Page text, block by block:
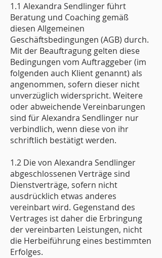
1.1 Alexandra Sendlinger führt
Beratung und Coaching gemäß
diesen Allgemeinen
Geschäftsbedingungen (AGB) durch.
Mit der Beauftragung gelten diese
Bedingungen vom Auftraggeber (im
folgenden auch Klient genannt) als
angenommen, sofern dieser nicht
unverzüglich widerspricht. Weitere
oder abweichende Vereinbarungen
sind für Alexandra Sendlinger nur
verbindlich, wenn diese von ihr
schriftlich bestätigt werden.
1.2 Die von Alexandra Sendlinger
abgeschlossenen Verträge sind
Dienstverträge, sofern nicht
ausdrücklich etwas anderes
vereinbart wird. Gegenstand des
Vertrages ist daher die Erbringung
der vereinbarten Leistungen, nicht
die Herbeiführung eines bestimmten
Erfolges.